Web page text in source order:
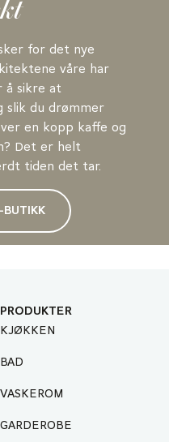
for det nye
våre har
å sikre at
slik du drømmer
en kopp kaffe og
Det er helt
tiden det tar.
PRODUKTER
KJØKKEN
BAD
VASKEROM
GARDEROBE